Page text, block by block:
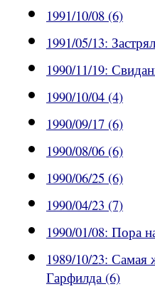
1991/10/08 (6)
1991/05/13:
1990/11/19:
1990/10/04 (4)
1990/09/17 (6)
1990/08/06 (6)
1990/06/25 (6)
1990/04/23 (7)
1990/01/08: Пора
1989/10/23: Самая
Гарфилда (6)